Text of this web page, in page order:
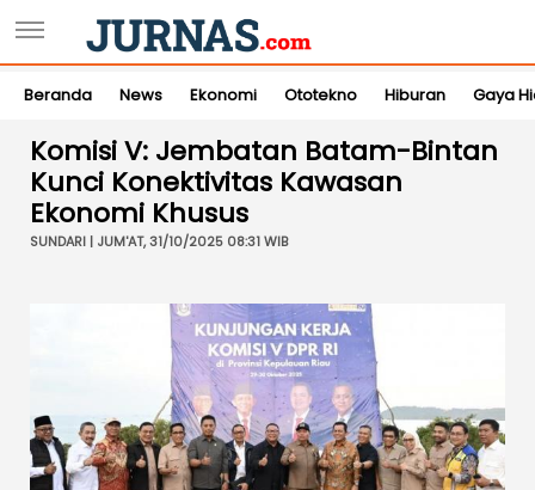
Beranda News Ekonomi Ototekno Hiburan Gaya
Komisi V: Jembatan Batam-Bintan
Kunci Konektivitas Kawasan
Ekonomi Khusus
SUNDARI | JUM'AT, 31/10/2025 08:31 WIB